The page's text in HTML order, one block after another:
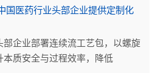
国医药行业头部企业提供定制化
企业部署连续流工艺包，以螺旋
质安全与过程效率，降低